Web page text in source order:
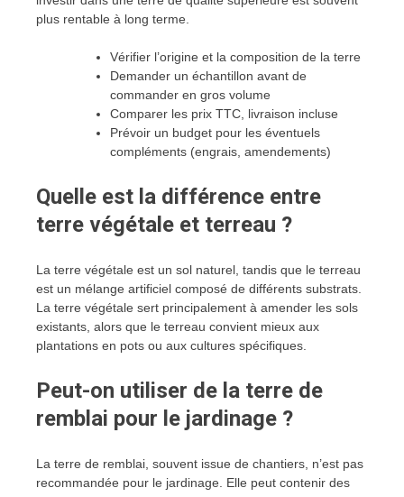
plus rentable à long terme.
Vérifier l’origine et la composition de la terre
Demander un échantillon avant de
commander en gros volume
Comparer les prix TTC, livraison incluse
Prévoir un budget pour les éventuels
compléments (engrais, amendements)
Quelle est la différence entre
terre végétale et terreau ?
La terre végétale est un sol naturel, tandis que le terreau
est un mélange artificiel composé de différents substrats.
La terre végétale sert principalement à amender les sols
existants, alors que le terreau convient mieux aux
plantations en pots ou aux cultures spécifiques.
Peut-on utiliser de la terre de
remblai pour le jardinage ?
La terre de remblai, souvent issue de chantiers, n’est pas
recommandée pour le jardinage. Elle peut contenir des